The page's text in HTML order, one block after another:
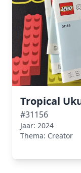
Tropical
#31156
Jaar: 2024
Thema: Creator